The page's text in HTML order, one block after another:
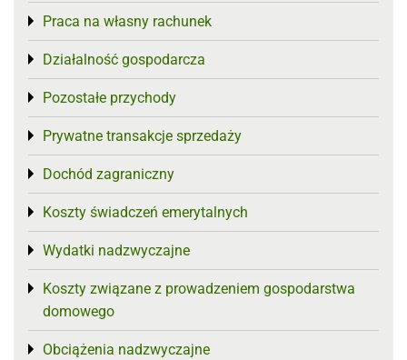
Praca na własny rachunek
Toggle menu
Działalność gospodarcza
Toggle menu
Pozostałe przychody
Toggle menu
Prywatne transakcje sprzedaży
Toggle menu
Dochód zagraniczny
Toggle menu
Koszty świadczeń emerytalnych
Toggle menu
Wydatki nadzwyczajne
Toggle menu
Koszty związane z prowadzeniem gospodarstwa
domowego
Toggle menu
Obciążenia nadzwyczajne
Toggle menu